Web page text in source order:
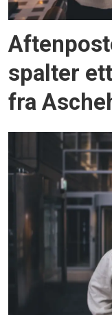
spalter
fra